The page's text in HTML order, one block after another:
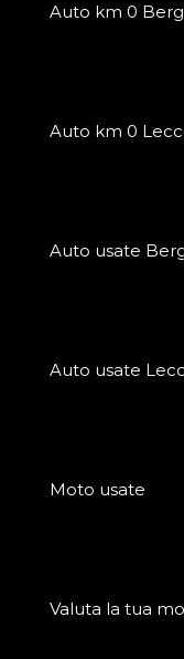
Auto km 0
Auto km 0
Auto usate
Auto usate
Moto usate
Valuta la tua